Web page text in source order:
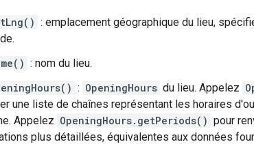
: emplacement géographique du lieu,
: nom du lieu.
: OpeningHours du lieu. Appelez
une liste de chaînes représentant les horaires
Appelez OpeningHours.getPeriods() pour
plus détaillées, équivalentes aux données